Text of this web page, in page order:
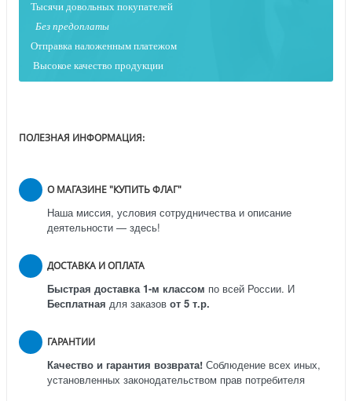
Тысячи довольных покупателей
Без предоплаты
Отправка наложенным платежом
Высокое качество продукции
ПОЛЕЗНАЯ ИНФОРМАЦИЯ:
О МАГАЗИНЕ "КУПИТЬ ФЛАГ"
Наша миссия, условия сотрудничества и описание
деятельности — здесь!
ДОСТАВКА И ОПЛАТА
Быстрая доставка 1-м классом по всей России. И
Бесплатная для заказов от 5 т.р.
ГАРАНТИИ
Качество и гарантия возврата! Соблюдение всех иных,
установленных законодательством прав потребителя